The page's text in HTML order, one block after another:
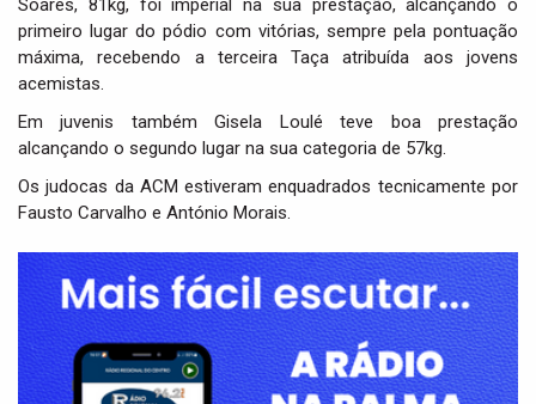
Soares, 81kg, foi imperial na sua prestação, alcançando o
primeiro lugar do pódio com vitórias, sempre pela pontuação
máxima, recebendo a terceira Taça atribuída aos jovens
acemistas.
Em juvenis também Gisela Loulé teve boa prestação
alcançando o segundo lugar na sua categoria de 57kg.
Os judocas da ACM estiveram enquadrados tecnicamente por
Fausto Carvalho e António Morais.